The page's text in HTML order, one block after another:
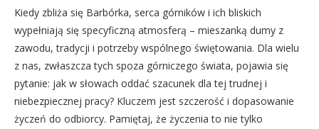
Kiedy zbliża się Barbórka, serca górników i ich bliskich
wypełniają się specyficzną atmosferą – mieszanką dumy z
zawodu, tradycji i potrzeby wspólnego świętowania. Dla wielu
z nas, zwłaszcza tych spoza górniczego świata, pojawia się
pytanie: jak w słowach oddać szacunek dla tej trudnej i
niebezpiecznej pracy? Kluczem jest szczerość i dopasowanie
życzeń do odbiorcy. Pamiętaj, że życzenia to nie tylko